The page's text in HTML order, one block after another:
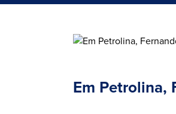
Em Petrolina,